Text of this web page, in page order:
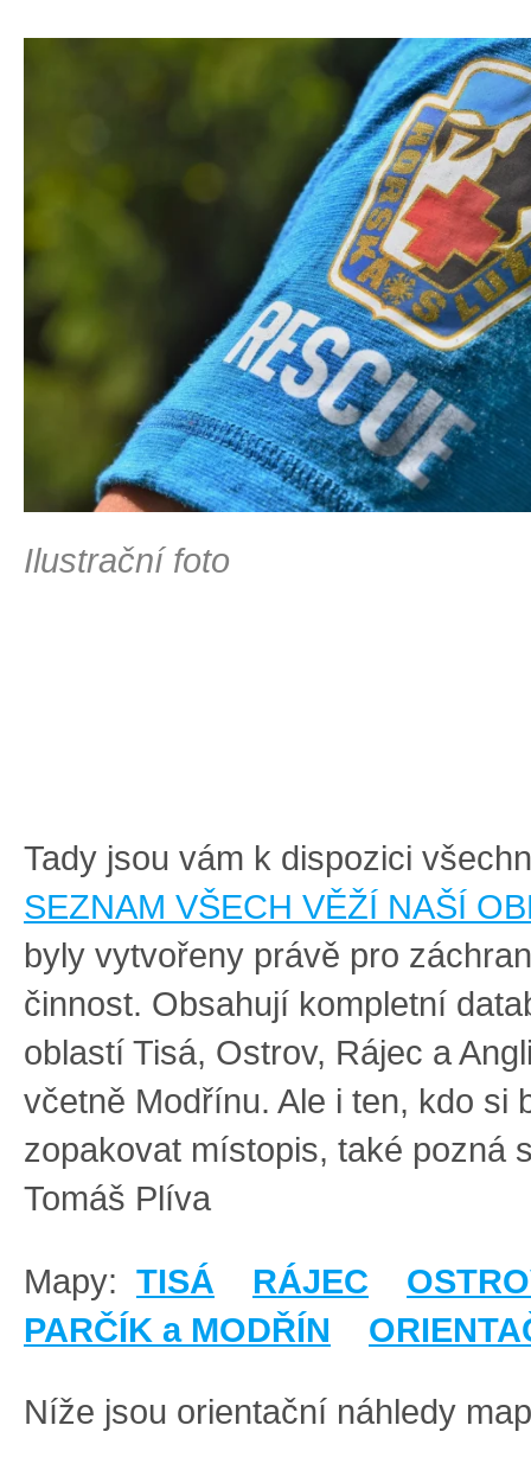
Ilustrační foto
Tady jsou vám k dispozici
SEZNAM VŠECH VĚŽÍ NAŠÍ
byly vytvořeny právě pro
činnost. Obsahují kompletní
oblastí Tisá, Ostrov, Rájec a
včetně Modřínu. Ale i ten, kdo si
zopakovat místopis, také pozná
Tomáš Plíva
Mapy: TISÁ RÁJEC
PARČÍK a MODŘÍN
Níže jsou orientační náhledy